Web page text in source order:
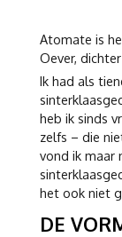
Atomate is
Oever,
Ik had als
heb ik sinds
zelfs – die
vond ik maar
het ook niet
DE